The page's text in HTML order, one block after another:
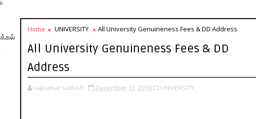
Home UNIVERSITY All University Genuineness Fees & DD Address
All University Genuineness Fees & DD
Address
rajkumar sathish December 13, 2018 UNIVERSITY,